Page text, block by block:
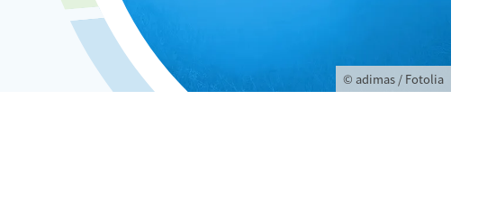
© adimas / Fotolia